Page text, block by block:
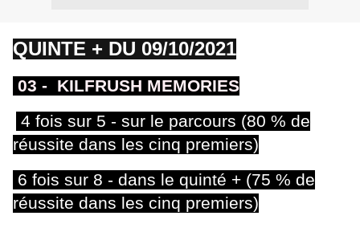
QUINTE + DU 09/10/2021
03 - KILFRUSH MEMORIES
4 fois sur 5 - sur le parcours (80 % de
réussite dans les cinq premiers)
6 fois sur 8 - dans le quinté + (75 % de
réussite dans les cinq premiers)